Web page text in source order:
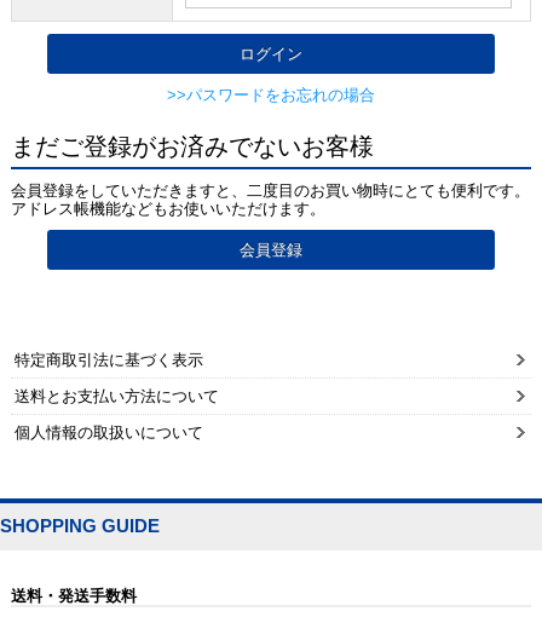
>>パスワードをお忘れの場合
まだご登録がお済みでないお客様
会員登録をしていただきますと、二度目のお買い物時にとても便利です。
アドレス帳機能などもお使いいただけます。
特定商取引法に基づく表示
送料とお支払い方法について
個人情報の取扱いについて
SHOPPING GUIDE
送料・発送手数料